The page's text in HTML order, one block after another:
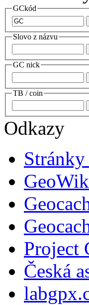
GCkód
Slovo z názvu
GC nick
TB / coin
Odkazy
Project
Česká